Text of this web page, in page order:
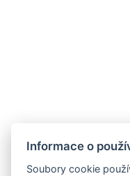
Informace o
Soubory cookie